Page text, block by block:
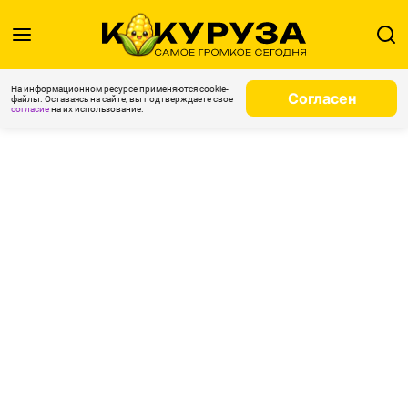
На информационном ресурсе применяются cookie-
файлы. Оставаясь на сайте, вы подтверждаете свое
согласиена их использование.
Согласен